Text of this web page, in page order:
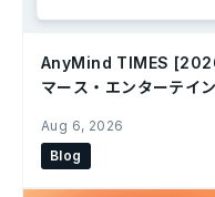
AnyMind TIMES
マース・エンターテイ
Aug 6, 2026
Blog